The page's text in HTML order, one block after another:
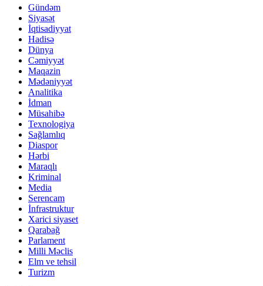
Gündəm
Siyasət
İqtisadiyyat
Hadisə
Dünya
Cəmiyyət
Maqazin
Mədəniyyət
Analitika
İdman
Müsahibə
Texnologiya
Sağlamlıq
Diaspor
Hərbi
Maraqlı
Kriminal
Media
Serencam
İnfrastruktur
Xarici siyaset
Qarabağ
Parlament
Milli Məclis
Elm ve tehsil
Turizm